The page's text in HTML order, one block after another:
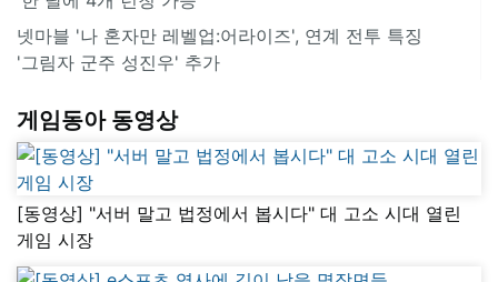
넷마블 '나 혼자만 레벨업:어라이즈', 연계 전투 특징
'그림자 군주 성진우' 추가
게임동아 동영상
[동영상] "서버 말고 법정에서 봅시다" 대 고소 시대 열린
게임 시장